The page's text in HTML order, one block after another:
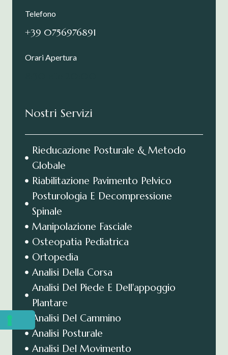
Telefono
+39 0756976891
Orari Apertura
Nostri Servizi
Rieducazione Posturale & Metodo
Globale
Riabilitazione Pavimento Pelvico
Posturologia E Decompressione
Spinale
Manipolazione Fasciale
Osteopatia Pediatrica
Ortopedia
Analisi Della Corsa
Analisi Del Piede E Dell'appoggio
Plantare
Analisi Del Cammino
Analisi Posturale
Analisi Del Movimento